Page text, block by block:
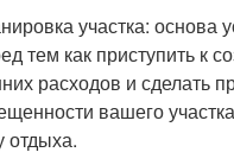
участка: основа
тем как приступить к
расходов и сделать
вашего
отдыха.